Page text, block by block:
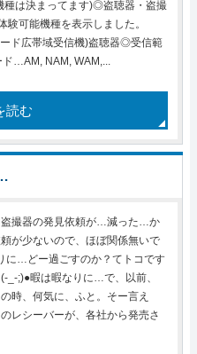
は決まってます)◎盗聴器・盗撮
可能機種を表示しました。
ド広帯域受信機)盗聴器◎受信範
…AM, NAM, WAM,...
読む
盗撮器の発見依頼が…減った…か
が少ないので、ほぼ関係無いで
に…どー過ごすのか？てトコです
;)●暇は暇なりに…で、以前、
時、何気に、ふと。そー言え
レシーバーが、各社から発売さ